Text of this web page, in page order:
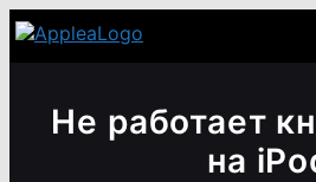
Не работает
на